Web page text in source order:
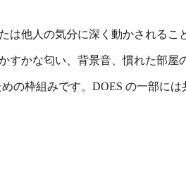
他人の気分に深く動かされるこ
かな匂い、背景音、慣れた部屋
の枠組みです。DOES の一部に